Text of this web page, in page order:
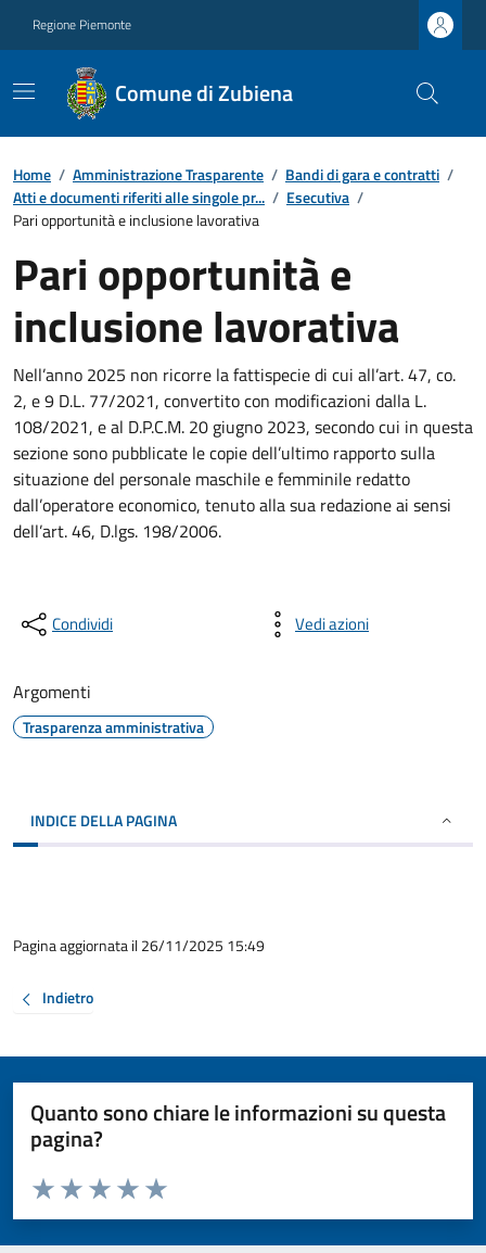
Regione Piemonte
Comune di Zubiena
Home / Amministrazione Trasparente / Bandi di gara e contratti /
Atti e documenti riferiti alle singole pr... / Esecutiva /
Pari opportunità e inclusione lavorativa
Pari opportunità e
inclusione lavorativa
Nell’anno 2025 non ricorre la fattispecie di cui all’art. 47, co.
2, e 9 D.L. 77/2021, convertito con modificazioni dalla L.
108/2021, e al D.P.C.M. 20 giugno 2023, secondo cui in questa
sezione sono pubblicate le copie dell’ultimo rapporto sulla
situazione del personale maschile e femminile redatto
dall’operatore economico, tenuto alla sua redazione ai sensi
dell’art. 46, D.lgs. 198/2006.
Condividi Vedi azioni
Argomenti
Trasparenza amministrativa
INDICE DELLA PAGINA
Pagina aggiornata il 26/11/2025 15:49
Indietro
Quanto sono chiare le informazioni su questa
pagina?
Valuta da 1 a 5 stelle la pagina
Valuta 5 stelle su 5
Valuta 4 stelle su 5
Valuta 3 stelle su 5
Valuta 2 stelle su 5
Valuta 1 stelle su 5